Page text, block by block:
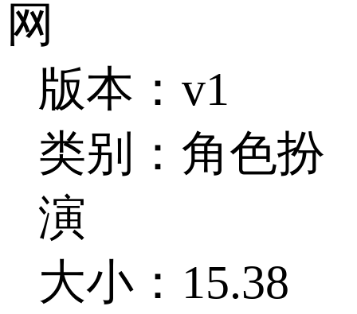
网
版本：v1
类别：角色扮
演
大小：15.38